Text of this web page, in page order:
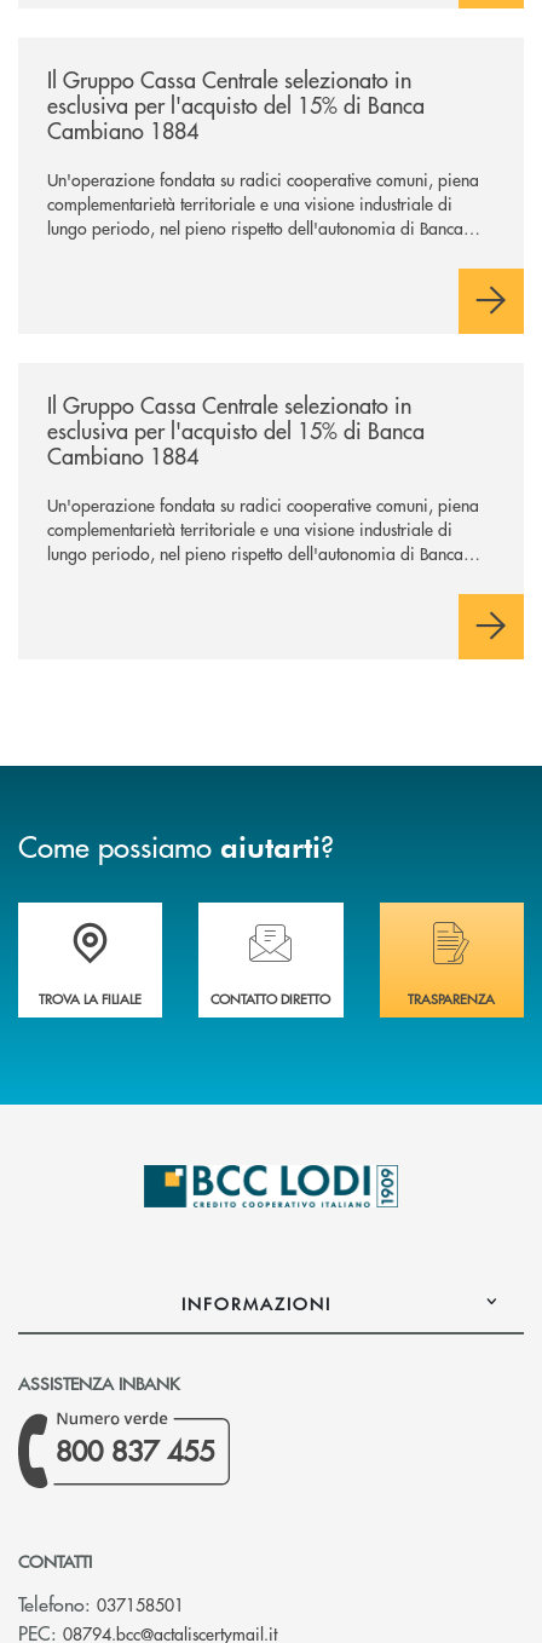
Il Gruppo Cassa Centrale selezionato in
esclusiva per l'acquisto del 15% di Banca
Cambiano 1884
Un'operazione fondata su radici cooperative comuni, piena
complementarietà territoriale e una visione industriale di
lungo periodo, nel pieno rispetto dell'autonomia di Banca
negoziazione esclusiva per la finalizzazione dell’operazione.
Il Gruppo Cassa Centrale selezionato in
esclusiva per l'acquisto del 15% di Banca
Cambiano 1884
Un'operazione fondata su radici cooperative comuni, piena
complementarietà territoriale e una visione industriale di
lungo periodo, nel pieno rispetto dell'autonomia di Banca
negoziazione esclusiva per la finalizzazione dell’operazione.
Come possiamo aiutarti?
Trova la filiale più vicina a Te
TROVA LA FILIALE
Hai bisogno di assistenza immediata?
CONTATTO DIRETTO
Hai bisogno di
TRASPARENZA
INFORMAZIONI
ASSISTENZA INBANK
800 837 455
CONTATTI
Telefono: 037158501
PEC: 08794.bcc@actaliscertymail.it(si apre l’app di posta